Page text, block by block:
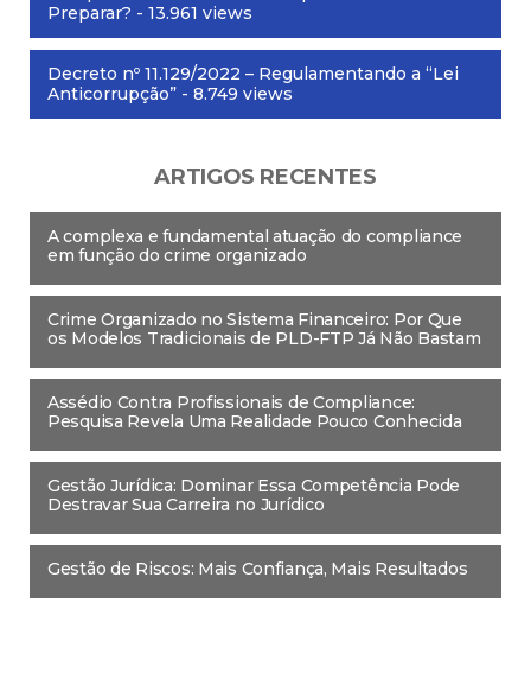
Preparar? - 13.961 views
Decreto nº 11.129/2022 – Regulamentando a “Lei
Anticorrupção” - 8.749 views
ARTIGOS RECENTES
A complexa e fundamental atuação do compliance
em função do crime organizado
Crime Organizado no Sistema Financeiro: Por Que
os Modelos Tradicionais de PLD-FTP Já Não Bastam
Assédio Contra Profissionais de Compliance:
Pesquisa Revela Uma Realidade Pouco Conhecida
Gestão Jurídica: Dominar Essa Competência Pode
Destravar Sua Carreira no Jurídico
Gestão de Riscos: Mais Confiança, Mais Resultados